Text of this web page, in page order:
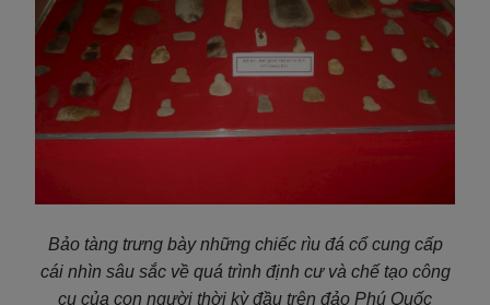
Bảo tàng trưng bày những chiếc rìu đá cổ cung cấp
cái nhìn sâu sắc về quá trình định cư và chế tạo công
cụ của con người thời kỳ đầu trên đảo Phú Quốc